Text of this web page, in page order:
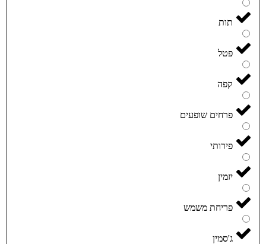
תות
פטל
קפה
פרחים שופעים
פירותי
יזמין
פריחת משמש
ג'סמין